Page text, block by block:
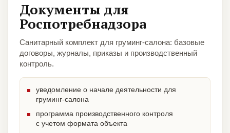
Документы для
Роспотребнадзора
Санитарный комплект для груминг-салона: базовые
договоры, журналы, приказы и производственный
контроль.
уведомление о начале деятельности для
груминг-салона
программа производственного контроля
с учетом формата объекта